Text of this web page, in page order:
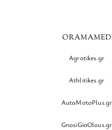
Agrotikes.gr
Athlitikes.gr
AutoMotoPlus.gr
GnosiGiaOlous.gr